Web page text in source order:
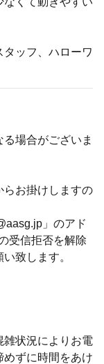
ッフ、ハローワ
場合がございま
らお掛けしますの
」のアド
受信拒否を解除
致します。
雑状況によりお電
ずに時間をあけ